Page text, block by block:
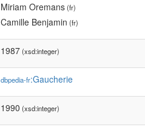
Miriam Oremans(fr)
Camille Benjamin (fr)
1987(xsd:integer)
dbpedia-fr:Gaucherie
1990 (xsd:integer)